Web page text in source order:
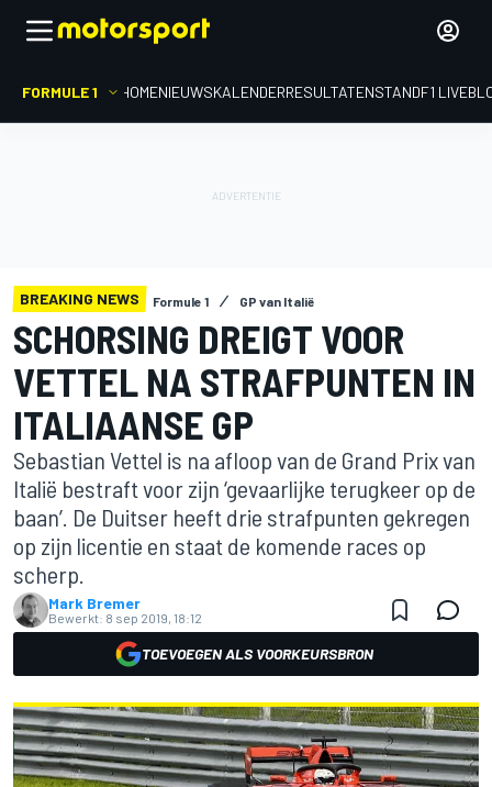
FORMULE 1 HOMENIEUWSKALENDERRESULTATENSTANDF1
BREAKING NEWS Formule 1 GP van Italië
SCHORSING DREIGT VOOR
VETTEL NA STRAFPUNTEN IN
ITALIAANSE GP
Sebastian Vettel is na afloop van de Grand Prix van
Italië bestraft voor zijn ‘gevaarlijke terugkeer op de
baan’. De Duitser heeft drie strafpunten gekregen
op zijn licentie en staat de komende races op
scherp.
Mark Bremer
Bewerkt: 8 sep 2019, 18:12
TOEVOEGEN ALS VOORKEURSBRON